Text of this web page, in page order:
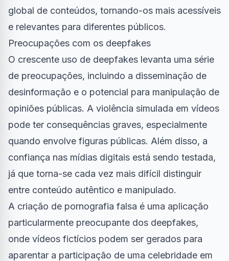
global de conteúdos, tornando-os mais acessíveis
e relevantes para diferentes públicos.
Preocupações com os deepfakes
O crescente uso de deepfakes levanta uma série
de preocupações, incluindo a disseminação de
desinformação e o potencial para manipulação de
opiniões públicas. A violência simulada em vídeos
pode ter consequências graves, especialmente
quando envolve figuras públicas. Além disso, a
confiança nas mídias digitais está sendo testada,
já que torna-se cada vez mais difícil distinguir
entre conteúdo autêntico e manipulado.
A criação de pornografia falsa é uma aplicação
particularmente preocupante dos deepfakes,
onde vídeos fictícios podem ser gerados para
aparentar a participação de uma celebridade em